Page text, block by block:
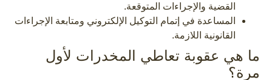
القضية والإجراءات المتوقعة.
المساعدة في إتمام التوكيل الإلكتروني ومتابعة الإجراءات
القانونية اللازمة.
ما هي عقوبة تعاطي المخدرات لأول
مرة؟